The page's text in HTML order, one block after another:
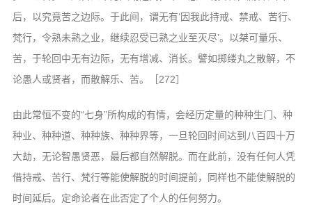
后，以究竟苦之边际。于此间，谓无有‘因我此持戒、禁戒、苦行、
梵行，令熟未熟之业，继续忍受已熟之业至灭尽’。以桀可量乐、
苦，于轮回中无有边际，无有增减、消长。譬如掷缕丸之散解，不
论愚人或贤者，而散解乐、苦。［272］
由此常恒不变的“七身”所构成的有情，会经历定量的种种生门、种
种业、种种道、种种族、种种界等，一旦轮回时间达到八百四十万
大劫，无论智愚贤恶，最后都自然解脱。而在此前，没有任何人凭
借持戒、苦行、梵行等能使解脱的时间提前，同样也不能使解脱的
时间延后。定命论者在此否定了个人的任何努力。